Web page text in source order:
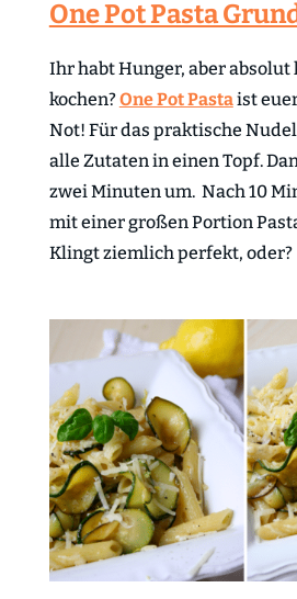
One Pot Pasta
Ihr habt Hunger, aber absolut
kochen?One Pot Pastaist
Not! Für das praktische
alle Zutaten in einen Topf.
zwei Minuten um. Nach 10
mit einer großen Portion
Klingt ziemlich perfekt, oder?